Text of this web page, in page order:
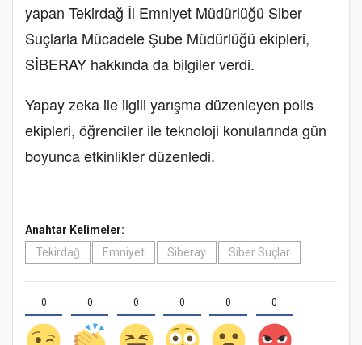
yapan Tekirdağ İl Emniyet Müdürlüğü Siber
Suçlarla Mücadele Şube Müdürlüğü ekipleri,
SİBERAY hakkında da bilgiler verdi.
Yapay zeka ile ilgili yarışma düzenleyen polis
ekipleri, öğrenciler ile teknoloji konularında gün
boyunca etkinlikler düzenledi.
Anahtar Kelimeler:
Tekirdağ
Emniyet Siberay Siber Suçlar
0 0 0 0 0 0